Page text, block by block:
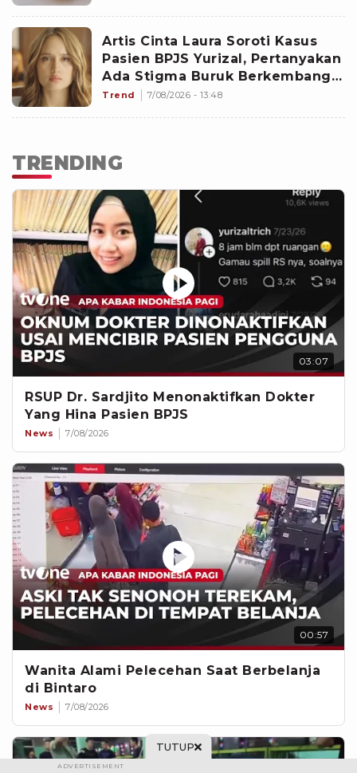
Artis Cinta Laura Soroti Kasus
Pasien BPJS Yurizal, Pertanyakan
Ada Stigma Buruk Berkembang
di Masyarakat
Trend 7/08/2026 - 13:48
TRENDING
03:07
RSUP Dr. Sardjito Menonaktifkan Dokter
Yang Hina Pasien BPJS
News 7/08/2026
00:57
Wanita Alami Pelecehan Saat Berbelanja
di Bintaro
News 7/08/2026
TUTUP
ADVERTISEMENT